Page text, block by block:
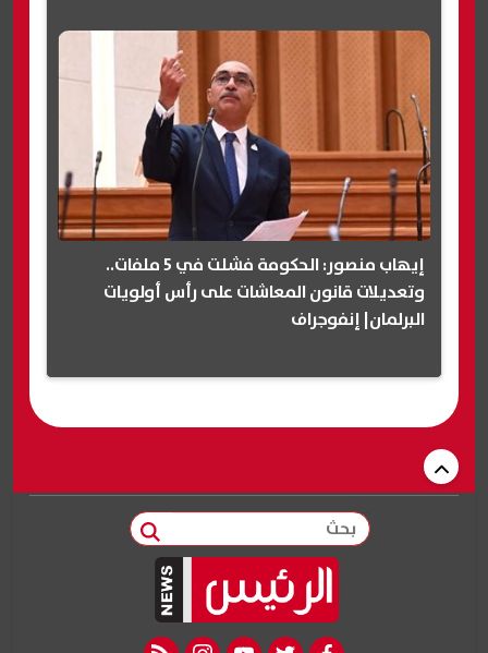
إيهاب منصور: الحكومة فشلت في 5 ملفات..
وتعديلات قانون المعاشات على رأس أولويات
البرلمان| إنفوجراف
بحث